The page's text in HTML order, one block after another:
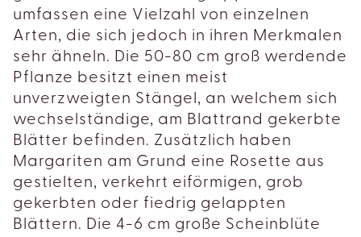
umfassen eine Vielzahl von einzelnen
Arten, die sich jedoch in ihren Merkmalen
sehr ähneln. Die 50-80 cm groß werdende
Pflanze besitzt einen meist
unverzweigten Stängel, an welchem sich
wechselständige, am Blattrand gekerbte
Blätter befinden. Zusätzlich haben
Margariten am Grund eine Rosette aus
gestielten, verkehrt eiförmigen, grob
gekerbten oder fiedrig gelappten
Blättern. Die 4-6 cm große Scheinblüte